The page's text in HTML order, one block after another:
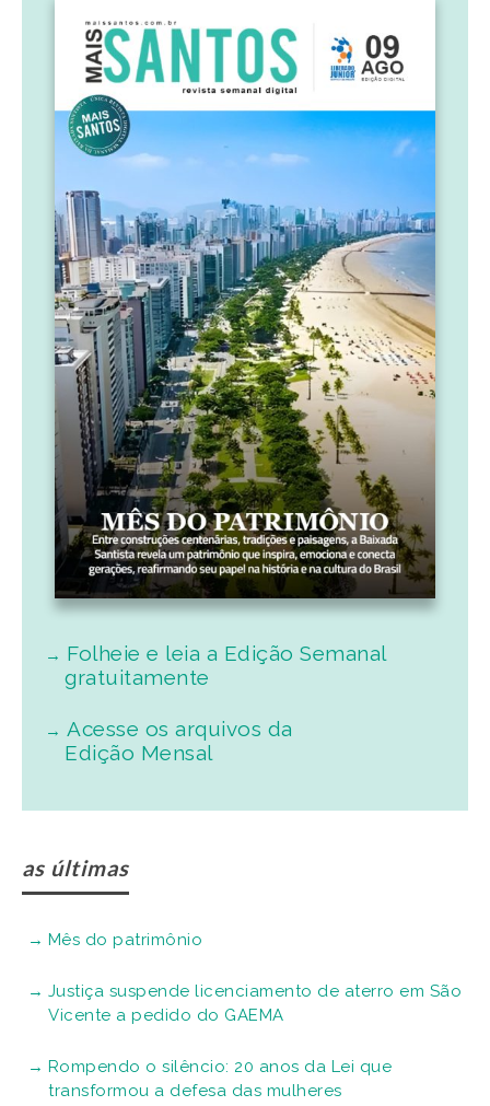
Folheie e leia a Edição Semanal
gratuitamente
Acesse os arquivos da
Edição Mensal
as últimas
Mês do patrimônio
Justiça suspende licenciamento de aterro em São
Vicente a pedido do GAEMA
Rompendo o silêncio: 20 anos da Lei que
transformou a defesa das mulheres